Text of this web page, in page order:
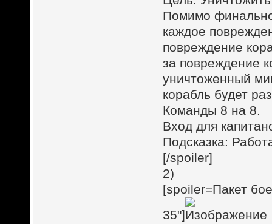
Помимо
каждое
повреждение
за повреждение
уничтоженный
корабль будет
Команды 8 на 8.
Вход для
Подсказка:
[/spoiler]
2)
[spoiler=Пакет
35"]